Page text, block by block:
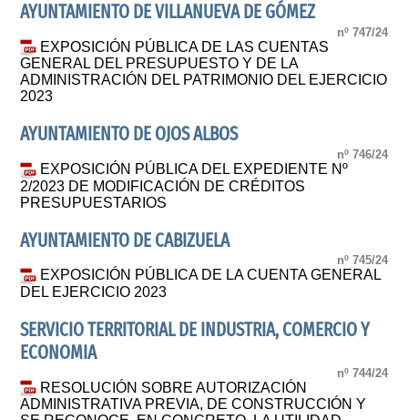
AYUNTAMIENTO DE VILLANUEVA DE GÓMEZ
nº 747/24
EXPOSICIÓN PÚBLICA DE LAS CUENTAS
GENERAL DEL PRESUPUESTO Y DE LA
ADMINISTRACIÓN DEL PATRIMONIO DEL EJERCICIO
2023
AYUNTAMIENTO DE OJOS ALBOS
nº 746/24
EXPOSICIÓN PÚBLICA DEL EXPEDIENTE Nº
2/2023 DE MODIFICACIÓN DE CRÉDITOS
PRESUPUESTARIOS
AYUNTAMIENTO DE CABIZUELA
nº 745/24
EXPOSICIÓN PÚBLICA DE LA CUENTA GENERAL
DEL EJERCICIO 2023
SERVICIO TERRITORIAL DE INDUSTRIA, COMERCIO Y
ECONOMIA
nº 744/24
RESOLUCIÓN SOBRE AUTORIZACIÓN
ADMINISTRATIVA PREVIA, DE CONSTRUCCIÓN Y